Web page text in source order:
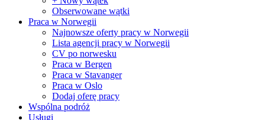
Obserwowane wątki
Praca w Norwegii
Najnowsze oferty pracy w Norwegii
Lista agencji pracy w Norwegii
CV po norwesku
Praca w Bergen
Praca w Stavanger
Praca w Oslo
Dodaj oferę pracy
Wspólna podróż
Usługi